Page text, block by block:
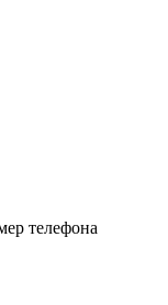
телефона